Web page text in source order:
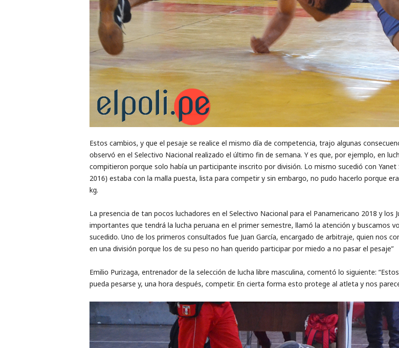
Estos cambios, y que el pesaje se realice el mismo día ​de competencia, ​trajo algunas
observó en el ​Selectivo Nacional realizado el último fin de semana. ​Y es que, por ejemplo, en
compitieron ​porque solo había un participante inscrito por división. Lo mismo sucedió con Yanet
2016) estaba​ con la malla puesta,​ lista para competir​ y sin embargo, ​no pudo hacerlo porque
kg.
La presencia de tan pocos luchadores en el Selectivo Nacional para el Panamericano 2018 y los
importantes que tendrá la lucha peruana en el primer semestre, llamó la atención y buscamos
sucedido. Uno de los primeros consultados fue Juan García, encargado de arbitraje, ​quien nos
en una división porque los de su peso no han querido participar por miedo a no pasar el pesaje”
Emilio Purizaga, entrenador de la selección de lucha libre masculina,​ ​comentó lo siguiente:
pueda pesarse y, una hora después, competir. En cierta forma esto protege al atleta y nos